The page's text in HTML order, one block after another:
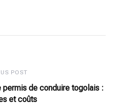
POST
permis de conduire togolais :
et coûts